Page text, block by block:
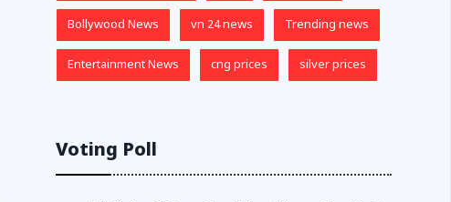
Bollywood News vn 24 news Trending news
Entertainment News cng prices silver prices
Voting Poll